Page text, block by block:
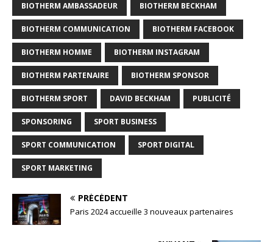
BIOTHERM AMBASSADEUR BIOTHERM BECKHAM
BIOTHERM COMMUNICATION BIOTHERM FACEBOOK
BIOTHERM HOMME BIOTHERM INSTAGRAM
BIOTHERM PARTENAIRE BIOTHERM SPONSOR
BIOTHERM SPORT DAVID BECKHAM PUBLICITÉ
SPONSORING SPORT BUSINESS
SPORT COMMUNICATION SPORT DIGITAL
SPORT MARKETING
PRÉCÉDENT
Paris 2024 accueille 3 nouveaux partenaires